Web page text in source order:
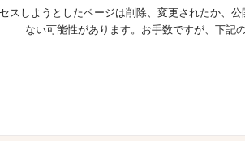
スしようとしたページは削除、変更されたか、
ない可能性があります。お手数ですが、下記